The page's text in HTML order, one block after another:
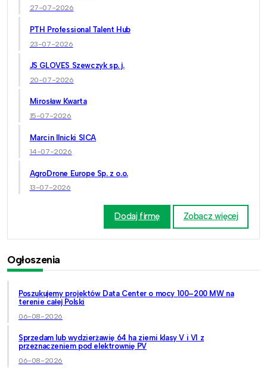
27-07-2026
PTH Professional Talent Hub
23-07-2026
JS GLOVES Szewczyk sp. j.
20-07-2026
Mirosław Kwarta
15-07-2026
Marcin Ilnicki SICA
14-07-2026
AgroDrone Europe Sp. z o.o.
13-07-2026
Dodaj firmę Zobacz więcej
Ogłoszenia
Poszukujemy projektów Data Center o mocy 100–200 MW na
terenie całej Polski
06-08-2026
Sprzedam lub wydzierżawię 64 ha ziemi klasy V i VI z
przeznaczeniem pod elektrownię PV
06-08-2026